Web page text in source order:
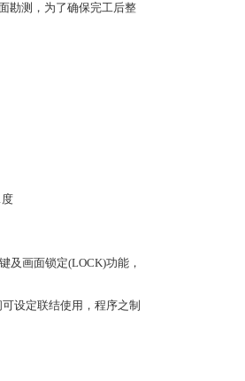
勘测，为了确保完工后整
及画面锁定(LOCK)功能，
设定联结使用，程序之制